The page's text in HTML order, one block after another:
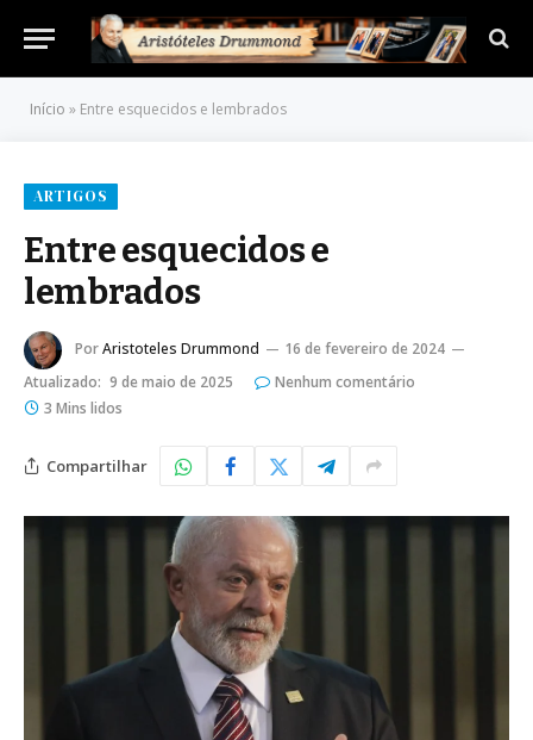
Início » Entre esquecidos e lembrados
ARTIGOS
Entre esquecidos e
lembrados
PorAristoteles Drummond
16 de fevereiro de 2024
Atualizado: 9 de maio de 2025
Nenhum comentário
3 Mins lidos
Compartilhar